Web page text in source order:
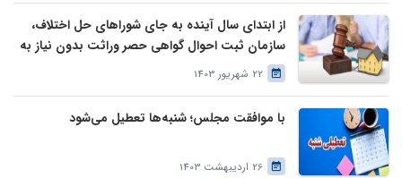
از ابتدای سال آینده به جای شوراهای حل اختلاف،
سازمان ثبت احوال گواهی حصر وراثت بدون نیاز به
درخواست وراث صادر خواهد کرد
22 شهریور 1403
با موافقت مجلس؛ شنبه‌ها تعطیل می‌شود
26 اردیبهشت 1403